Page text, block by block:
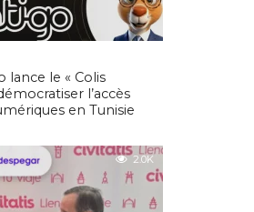
lance le « Colis
l’accès
en Tunisie
2.0K